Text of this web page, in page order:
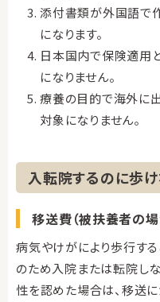
添付書類が外国語で
になります。
日本国内で保険適用
になりません。
療養の目的で海外に
対象になりません。
入転院するのに歩
移送費（被扶養者の場
病気やけがにより歩行す
のため入院または転院し
性を認めた場合は、移送